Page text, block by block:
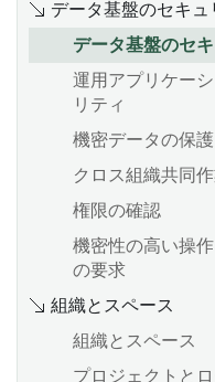
データ基盤のセキュ
データ基盤のセ
運用アプリケー
リティ
機密データの保護
クロス組織共同
権限の確認
機密性の高い操
の要求
組織とスペース
組織とスペース
プロジェクトと